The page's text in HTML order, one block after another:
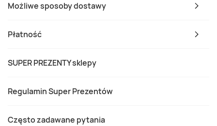
Możliwe sposoby dostawy
Płatność
SUPER PREZENTY sklepy
Regulamin Super Prezentów
Często zadawane pytania